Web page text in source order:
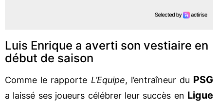
Luis Enrique a averti son vestiaire en
début de saison
Comme le rapporte L’Equipe, l’entraîneur du PSG
a laissé ses joueurs célébrer leur succès en Ligue